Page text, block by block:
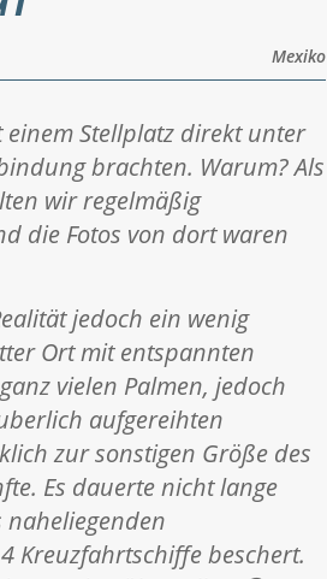
Mexiko
Stellplatz direkt unter
brachten. Warum? Als
wir regelmäßig
die Fotos von dort waren
jedoch ein wenig
Ort mit entspannten
vielen Palmen, jedoch
aufgereihten
zur sonstigen Größe des
Es dauerte nicht lange
Kreuzfahrtschiffe beschert.